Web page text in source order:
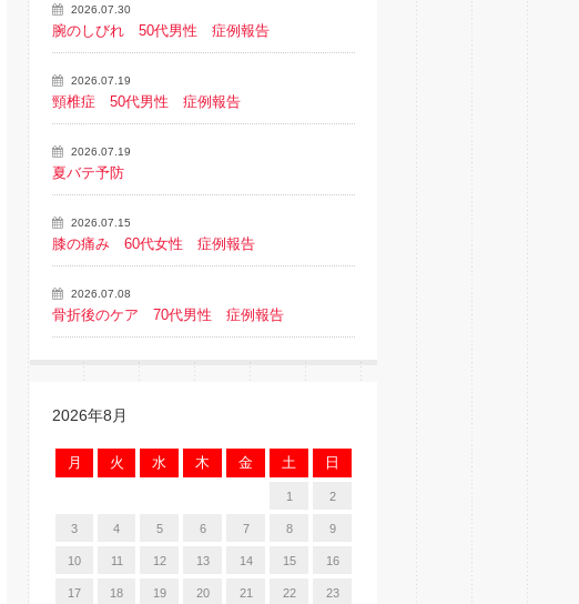
2026.07.30
腕のしびれ 50代男性 症例報告
2026.07.19
頸椎症 50代男性 症例報告
2026.07.19
夏バテ予防
2026.07.15
膝の痛み 60代女性 症例報告
2026.07.08
骨折後のケア 70代男性 症例報告
2026年8月
月 火 水 木 金 土 日
1 2
3 4 5 6 7 8 9
10 11 12 13 14 15 16
17 18 19 20 21 22 23